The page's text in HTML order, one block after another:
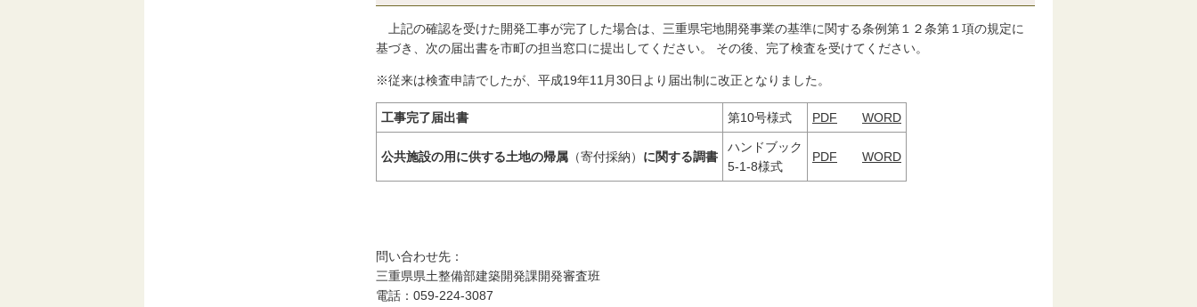
上記の確認を受けた開発工事が完了した場合は、三重県宅地開発事業の基準に関する条例第１２条第１項の規定に
基づき、次の届出書を市町の担当窓口に提出してください。 その後、完了検査を受けてください。
※従来は検査申請でしたが、平成19年11月30日より届出制に改正となりました。
工事完了届出書 第10号様式 PDF WORD
公共施設の用に供する土地の帰属 （寄付採納） に関する調書
ハンドブック
5-1-8様式
PDF WORD
問い合わせ先：
三重県県土整備部建築開発課開発審査班
電話：059-224-3087